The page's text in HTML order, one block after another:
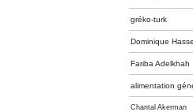
gréko-turk
Dominique
Fariba Adelkhah
alimentation
Chantal Akerman